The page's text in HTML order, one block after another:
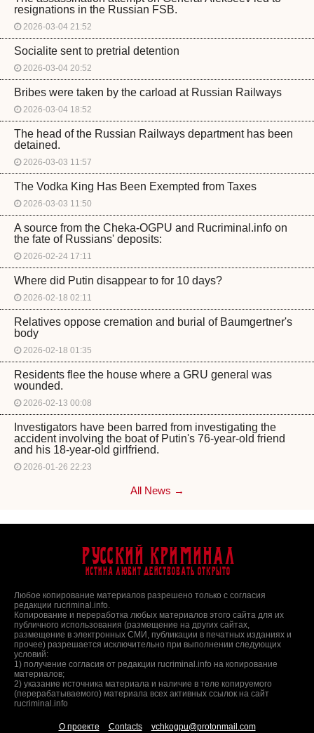
resignations in the Russian FSB.
2026-03-04 21:52
Socialite sent to pretrial detention
2026-03-04 20:52
Bribes were taken by the carload at Russian Railways
2026-03-04 18:52
The head of the Russian Railways department has been
detained.
2026-03-03 11:57
The Vodka King Has Been Exempted from Taxes
2026-03-03 11:50
A source from the Cheka-OGPU and Rucriminal.info on
the fate of Russians' deposits:
2026-02-24 17:11
Where did Putin disappear to for 10 days?
2026-02-18 02:11
Relatives oppose cremation and burial of Baumgertner's
body
2026-02-18 01:35
Residents flee the house where a GRU general was
wounded.
2026-02-13 00:08
Investigators have been barred from investigating the
accident involving the boat of Putin's 76-year-old friend
and his 18-year-old girlfriend.
2026-01-26 22:23
All News →
Русский Криминал
Истина любит действовать открыто
Любое копирование материалов разрешено только с согласия
редакции rucriminal.info.
Копирование и переработка любых материалов этого сайта для их
публичного использования (размещение на других сайтах,
размещение в электронных СМИ, публикации в печатных изданиях и
прочее) разрешается исключительно при выполнении следующих
условий:
1) получение согласия от редакции rucriminal.info на копирование
материалов;
2) указание источника материала и наличие в теле копируемого
(перерабатываемого) материала всех активных ссылок на сайт
rucriminal.info
О проекте Contacts vchkogpu@protonmail.com